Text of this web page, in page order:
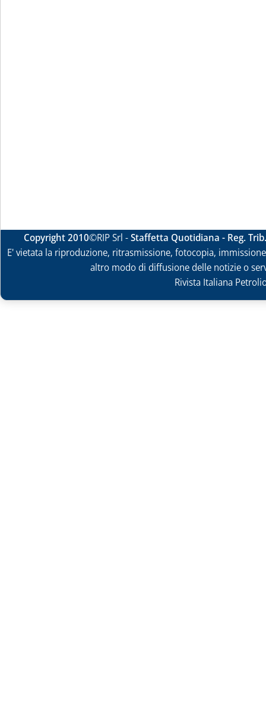
Copyright 2010©RIP Srl -Staffetta Quotidiana - Reg.
E' vietata la riproduzione, ritrasmissione, fotocopia,
altro modo di diffusione delle notizie o
Rivista Italiana